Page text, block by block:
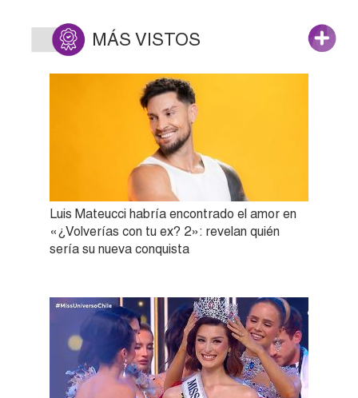
MÁS VISTOS
Luis Mateucci habría encontrado el amor en
«¿Volverías con tu ex? 2»: revelan quién
sería su nueva conquista